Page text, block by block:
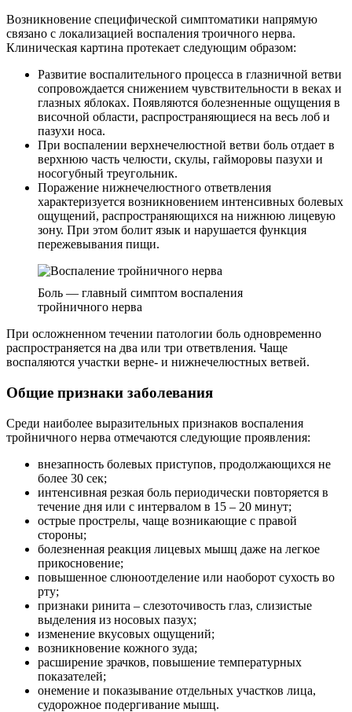
Возникновение специфической симптоматики напрямую
связано с локализацией воспаления троичного нерва.
Клиническая картина протекает следующим образом:
Развитие воспалительного процесса в глазничной ветви
сопровождается снижением чувствительности в веках и
глазных яблоках. Появляются болезненные ощущения в
височной области, распространяющиеся на весь лоб и
пазухи носа.
При воспалении верхнечелюстной ветви боль отдает в
верхнюю часть челюсти, скулы, гайморовы пазухи и
носогубный треугольник.
Поражение нижнечелюстного ответвления
характеризуется возникновением интенсивных болевых
ощущений, распространяющихся на нижнюю лицевую
зону. При этом болит язык и нарушается функция
пережевывания пищи.
Боль — главный симптом воспаления
тройничного нерва
При осложненном течении патологии боль одновременно
распространяется на два или три ответвления. Чаще
воспаляются участки верне- и нижнечелюстных ветвей.
Общие признаки заболевания
Среди наиболее выразительных признаков воспаления
тройничного нерва отмечаются следующие проявления:
внезапность болевых приступов, продолжающихся не
более 30 сек;
интенсивная резкая боль периодически повторяется в
течение дня или с интервалом в 15 – 20 минут;
острые прострелы, чаще возникающие с правой
стороны;
болезненная реакция лицевых мышц даже на легкое
прикосновение;
повышенное слюноотделение или наоборот сухость во
рту;
признаки ринита – слезоточивость глаз, слизистые
выделения из носовых пазух;
изменение вкусовых ощущений;
возникновение кожного зуда;
расширение зрачков, повышение температурных
показателей;
онемение и показывание отдельных участков лица,
судорожное подергивание мышц.